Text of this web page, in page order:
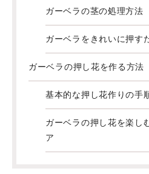
ガーベラの茎の処理方法
ガーベラをきれいに押す
ガーベラの押し花を作る方法
基本的な押し花作りの手
ガーベラの押し花を楽し
ア